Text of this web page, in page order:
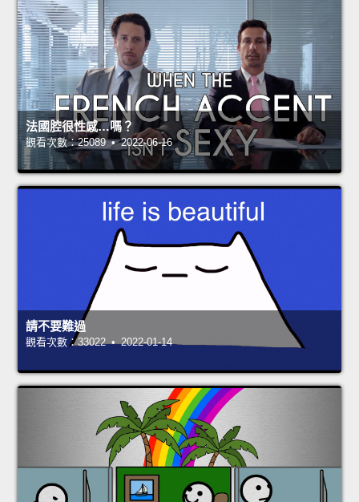
法國腔很性感…嗎？
觀看次數：25089 • 2022-06-16
請不要難過
觀看次數：33022 • 2022-01-14